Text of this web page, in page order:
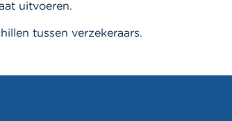
uitvoeren.
tussen verzekeraars.